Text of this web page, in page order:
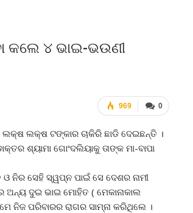
କଲେ ୪ ଭାଇ-ଭଉଣୀ
0
969
ଲକ୍ଷ ଲକ୍ଷ ଟଙ୍କାର ଚାକିରି ଛାଡି ଦେଇଛନ୍ତି ।
ଶ୍ୟାମା ଗୋଂଦଲିୟାକୁ ତାଙ୍କ ମା-ବାପା
ନିର ସେହି ସ୍ୱପ୍ନ ପାଇଁ ସେ ଦେଶର ନାମୀ
ଅନ୍ୟ ଦୁଇ ଭାଇ ମୋହିତ ( ମେକାନାକାଲ
ନିଜ ପରିବାରର ରାଗର ସାମ୍ନା କରିଥିଲେ ।